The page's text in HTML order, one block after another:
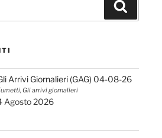
Arrivi Giornalieri (GAG) 04-08-26
Gli arrivi giornalieri
Agosto 2026